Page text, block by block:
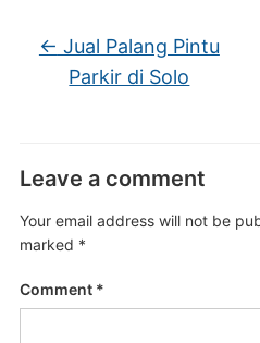
← Jual Palang Pintu
Parkir di Solo
Leave a comment
Your email address will not be
marked *
Comment *